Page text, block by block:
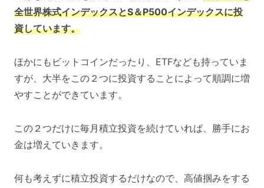
全世界株式インデックスとS＆P500インデックスに投
資しています。
ほかにもビットコインだったり、ETFなども持っていま
すが、大半をこの２つに投資することによって順調に増
やすことができています。
この２つだけに毎月積立投資を続けていれば、勝手にお
金は増えていきます。
何も考えずに積立投資するだけなので、高値掴みをする